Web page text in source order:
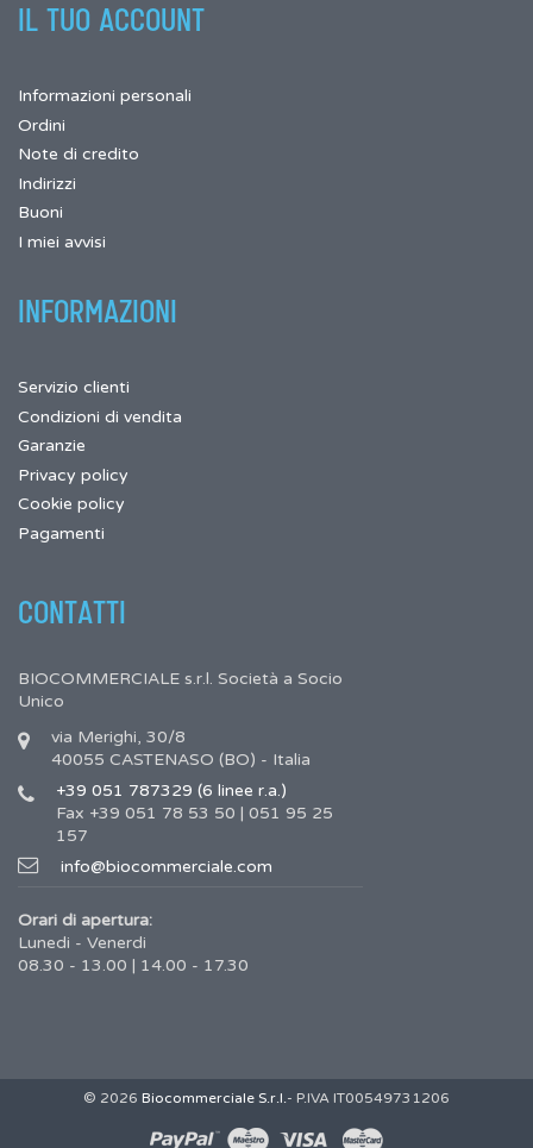
IL TUO ACCOUNT
Informazioni personali
Ordini
Note di credito
Indirizzi
Buoni
I miei avvisi
INFORMAZIONI
Servizio clienti
Condizioni di vendita
Garanzie
Privacy policy
Cookie policy
Pagamenti
CONTATTI
BIOCOMMERCIALE s.r.l. Società a Socio
Unico
via Merighi, 30/8
40055 CASTENASO (BO) - Italia
+39 051 787329 (6 linee r.a.)
Fax +39 051 78 53 50 | 051 95 25
157
info@biocommerciale.com
Orari di apertura:
Lunedi - Venerdi
08.30 - 13.00 | 14.00 - 17.30
© 2026 Biocommerciale S.r.l.- P.IVA IT00549731206